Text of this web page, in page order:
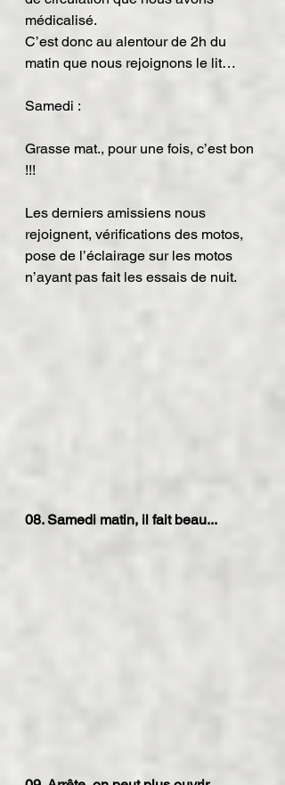
médicalisé.
C’est donc au alentour de 2h du
matin que nous rejoignons le lit…
Samedi :
Grasse mat., pour une fois, c’est bon
!!!
Les derniers amissiens nous
rejoignent, vérifications des motos,
pose de l’éclairage sur les motos
n’ayant pas fait les essais de nuit.
08. Samedi matin, il fait beau...